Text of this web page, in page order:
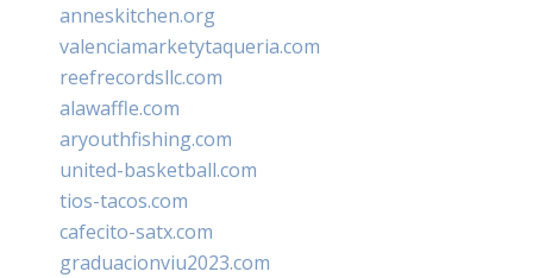
anneskitchen.org
valenciamarketytaqueria.com
reefrecordsllc.com
alawaffle.com
aryouthfishing.com
united-basketball.com
tios-tacos.com
cafecito-satx.com
graduacionviu2023.com